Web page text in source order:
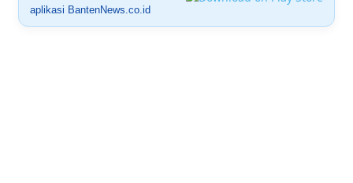
aplikasi BantenNews.co.id